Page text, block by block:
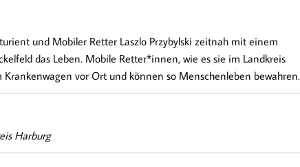
und Mobiler Retter Laszlo Przybylski zeitnah mit einem
das Leben. Mobile Retter*innen, wie es sie im Landkreis
vor Ort und können so Menschenleben bewahren.
Harburg